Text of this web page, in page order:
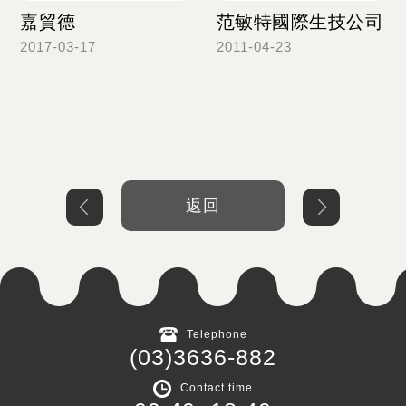
嘉貿德
2017-03-17
范敏特國際生技公司
2011-04-23
返回
Telephone
(03)3636-882
Contact time